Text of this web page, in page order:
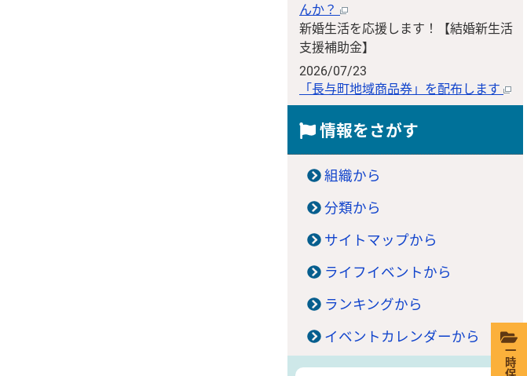
んか？
新婚生活を応援します！【結婚新生活
支援補助金】
2026/07/23
「長与町地域商品券」を配布します
情報をさがす
組織から
分類から
サイトマップから
ライフイベントから
ランキングから
イベントカレンダーから